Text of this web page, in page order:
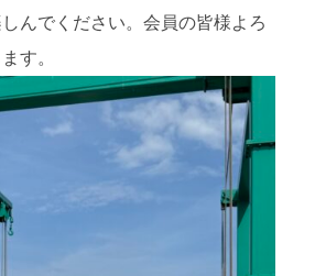
んでください。会員の皆様よろ
す。